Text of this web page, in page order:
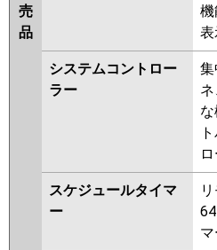
売
品
表
システムコントロー
ラー
スケジュールタイマ
ー
マ